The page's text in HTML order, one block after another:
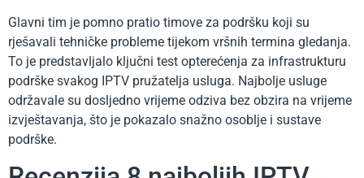
Glavni tim je pomno pratio timove za podršku koji su
rješavali tehničke probleme tijekom vršnih termina gledanja.
To je predstavljalo ključni test opterećenja za infrastrukturu
podrške svakog IPTV pružatelja usluga. Najbolje usluge
održavale su dosljedno vrijeme odziva bez obzira na vrijeme
izvještavanja, što je pokazalo snažno osoblje i sustave
podrške.